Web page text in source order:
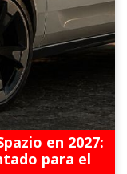
en 2027:
para el